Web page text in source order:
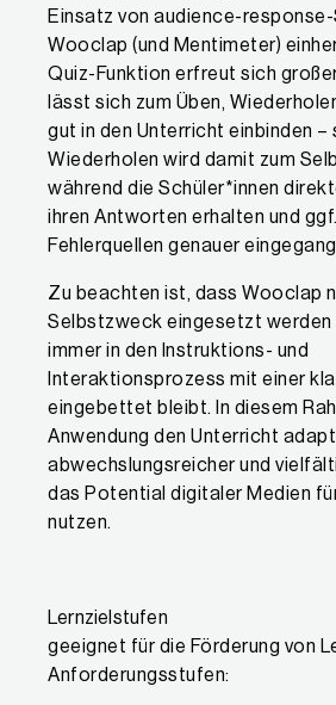
Einsatz von audience-
Wooclap (und Mentimeter)
Quiz-Funktion erfreut sich
lässt sich zum Üben,
gut in den Unterricht einbinden –
Wiederholen wird damit zum
während die Schüler*innen
ihren Antworten erhalten und
Fehlerquellen genauer
Zu beachten ist, dass Wooclap
Selbstzweck eingesetzt werden
immer in den Instruktions- und
Interaktionsprozess mit einer
eingebettet bleibt. In diesem
Anwendung den Unterricht
abwechslungsreicher und
das Potential digitaler Medien
nutzen.
Lernzielstufen
geeignet für die Förderung von
Anforderungsstufen: